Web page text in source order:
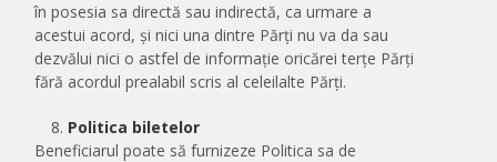
în posesia sa directă sau indirectă, ca urmare a
acestui acord, și nici una dintre Părți nu va da sau
dezvălui nici o astfel de informație oricărei terțe Părți
fără acordul prealabil scris al celeilalte Părți.
Politica biletelor
Beneficiarul poate să furnizeze Politica sa de